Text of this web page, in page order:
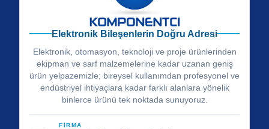
Elektronik Bileşenlerin Doğru Adresi
Elektronik, otomasyon, teknoloji ve proje ürünlerinden
ekipman ve sarf malzemelerine kadar uzanan geniş
ürün yelpazemizle; bireysel kullanımdan profesyonel ve
endüstriyel ihtiyaçlara kadar farklı alanlara yönelik
binlerce ürünü tek noktada sunuyoruz.
FİRMA